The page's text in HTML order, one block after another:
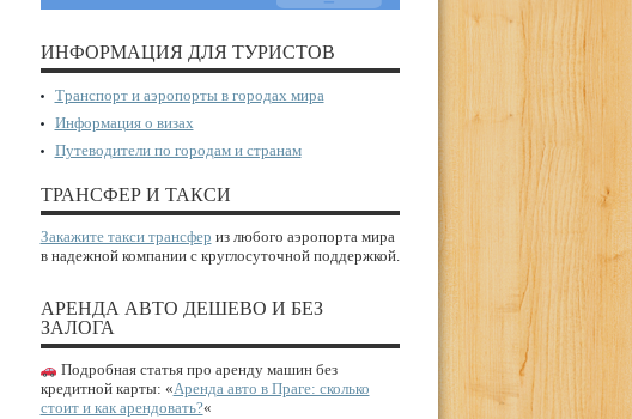
ИНФОРМАЦИЯ ДЛЯ ТУРИСТОВ
Транспорт и аэропорты в городах мира
Информация о визах
Путеводители по городам и странам
ТРАНСФЕР И ТАКСИ
Закажите такси трансфер из любого аэропорта мира
в надежной компании с круглосуточной поддержкой.
АРЕНДА АВТО ДЕШЕВО И БЕЗ
ЗАЛОГА
Подробная статья про аренду машин без
кредитной карты: «Аренда авто в Праге: сколько
стоит и как арендовать?«